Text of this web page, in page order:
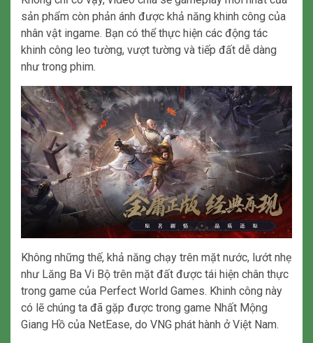
sản phẩm còn phản ánh được khả năng khinh công của
nhân vật ingame. Bạn có thể thực hiện các động tác
khinh công leo tường, vượt tường và tiếp đất dễ dàng
như trong phim.
Không những thế, khả năng chạy trên mặt nước, lướt nhẹ
như Lăng Ba Vi Bộ trên mặt đất được tái hiện chân thực
trong game của Perfect World Games. Khinh công này
có lẽ chúng ta đã gặp được trong game Nhất Mộng
Giang Hồ của NetEase, do VNG phát hành ở Việt Nam.